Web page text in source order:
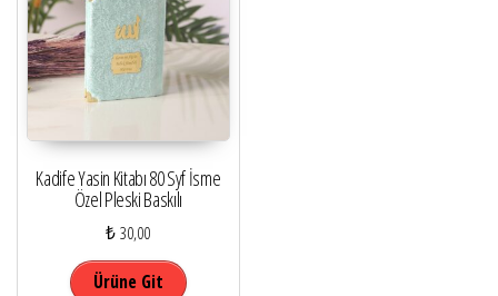
Kadife Yasin Kitabı 80 Syf İsme
Özel Pleski Baskılı
₺30,00
Ürüne Git Bu ürünün birden fazla varyasyonu var.